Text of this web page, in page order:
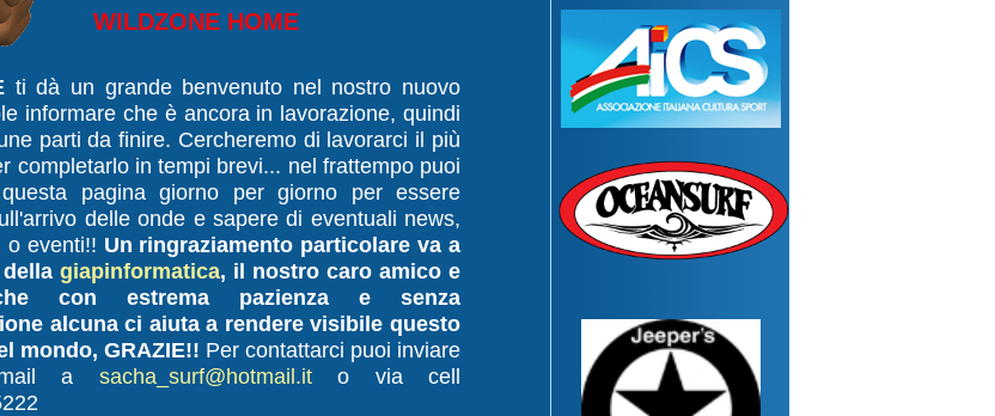
ti dà un grande benvenuto nel nostro nuovo
informare che è ancora in lavorazione, quindi
parti da finire. Cercheremo di lavorarci il più
completarlo in tempi brevi... nel frattempo puoi
pagina giorno per giorno per essere
delle onde e sapere di eventuali news,
o eventi!! Un ringraziamento particolare va a
giapinformatica, il nostro caro amico e
con estrema pazienza e senza
alcuna ci aiuta a rendere visibile questo
mondo, GRAZIE!! Per contattarci puoi inviare
a sacha_surf@hotmail.ito via cell
WILDZONE HOME